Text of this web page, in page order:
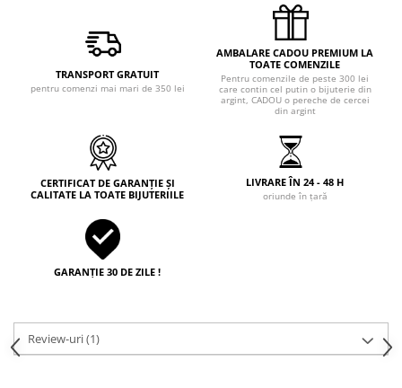
TRANSPORT GRATUIT
pentru comenzi mai mari de 350 lei
AMBALARE CADOU PREMIUM LA
TOATE COMENZILE
Pentru comenzile de peste 300 lei
care contin cel putin o bijuterie din
argint, CADOU o pereche de cercei
din argint
CERTIFICAT DE GARANȚIE ȘI
CALITATE LA TOATE BIJUTERIILE
LIVRARE ÎN 24 - 48 H
oriunde în țară
GARANȚIE 30 DE ZILE !
Review-uri(1)